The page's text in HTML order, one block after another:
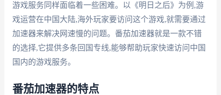
游戏服务同样面临着一些困难。以《明日之后》为例,游
戏运营在中国大陆,海外玩家要访问这个游戏,就需要通过
加速器来解决网速慢的问题。番茄加速器就是一款不错
的选择,它提供多条回国专线,能够帮助玩家快速访问中国
国内的游戏服务。
番茄加速器的特点